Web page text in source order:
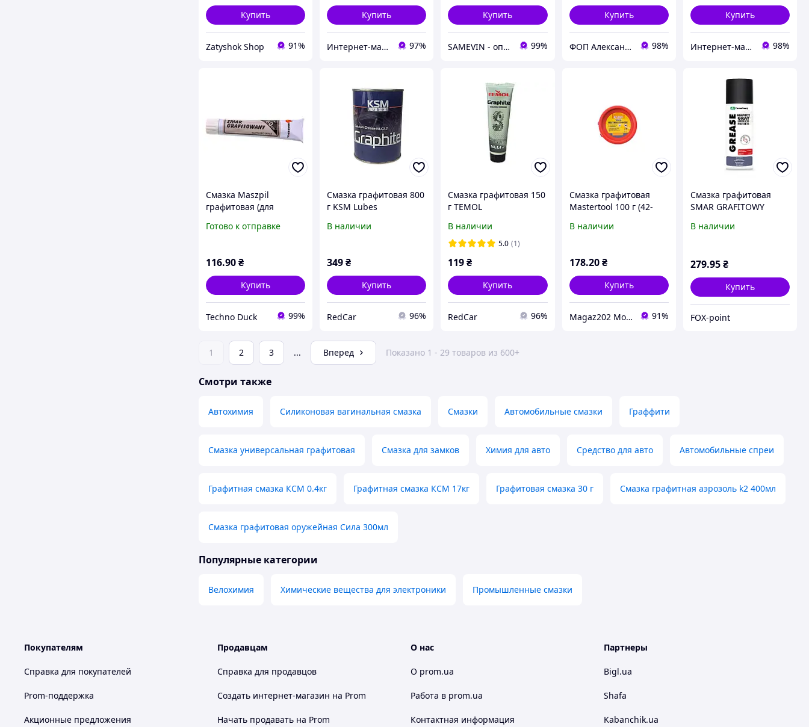
Купить
Zatyshok Shop 91%
Купить
Интернет-магазин "Novida" 97%
Купить
SAMEVIN - оптово-розничный интернет-магазин 99%
Купить
ФОП Александрова Ірина Анатоліївна 98%
Купить
Интернет-магазин BiBiOil 98%
Смазка Maszpil
графитовая (для
цепей) 60 мл
Готово к отправке
116.90₴
Купить
Techno Duck 99%
Смазка графитовая 800
г KSM Lubes
В наличии
349₴
Купить
RedCar 96%
Смазка графитовая 150
г TEMOL
В наличии
5.0 (1)
119₴
Купить
RedCar 96%
Смазка графитовая
Mastertool 100 г (42-
В наличии
178.20 ₴
Купить
Magaz202 Мото-Вело-Бензо Запчасти 91%
Смазка графитовая
SMAR GRAFITOWY
мл
В наличии
279.95₴
Купить
FOX-point
1 2 3 ... Вперед Показано 1 - 29 товаров из 600+
Смотри также
Автохимия Силиконовая вагинальная смазка Смазки Автомобильные смазки Граффити
Смазка универсальная графитовая Смазка для замков Химия для авто Средство для авто Автомобильные спреи
Графитная смазка КСМ 0.4кг Графитная смазка КСМ 17кг Графитовая смазка 30 г Смазка графитная аэрозоль k2 400мл
Смазка графитовая оружейная Сила 300мл
Популярные категории
Велохимия Химические вещества для электроники Промышленные смазки
Покупателям
Справка для покупателей
Prom-поддержка
Акционные предложения
Продавцам
Справка для продавцов
Создать интернет-магазин на Prom
Начать продавать на Prom
О нас
О prom.ua
Работа в prom.ua
Контактная информация
Партнеры
Bigl.ua
Shafa
Kabanchik.ua